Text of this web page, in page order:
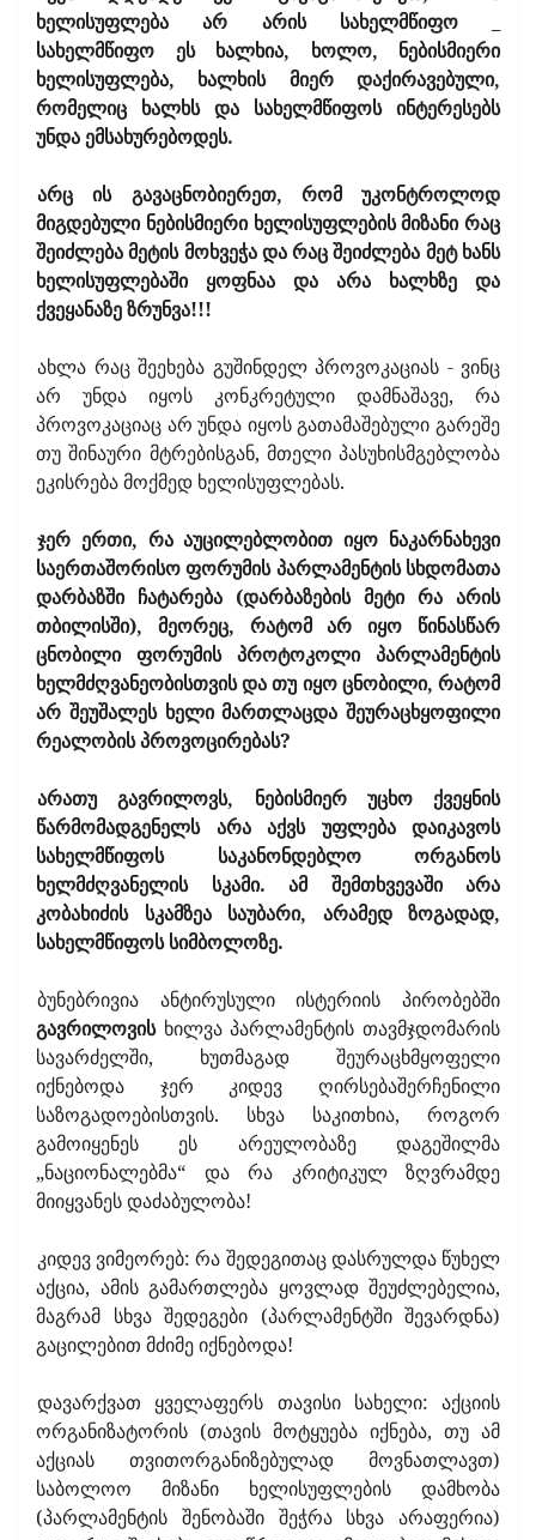
ხელისუფლება არ არის სახელმწიფო _
სახელმწიფო ეს ხალხია, ხოლო, ნებისმიერი
ხელისუფლება, ხალხის მიერ დაქირავებული,
რომელიც ხალხს და სახელმწიფოს ინტერესებს
უნდა ემსახურებოდეს.
არც ის გავაცნობიერეთ, რომ უკონტროლოდ
მიგდებული ნებისმიერი ხელისუფლების მიზანი რაც
შეიძლება მეტის მოხვეჭა და რაც შეიძლება მეტ ხანს
ხელისუფლებაში ყოფნაა და არა ხალხზე და
ქვეყანაზე ზრუნვა!!!
ახლა რაც შეეხება გუშინდელ პროვოკაციას - ვინც
არ უნდა იყოს კონკრეტული დამნაშავე, რა
პროვოკაციაც არ უნდა იყოს გათამაშებული გარეშე
თუ შინაური მტრებისგან, მთელი პასუხისმგებლობა
ეკისრება მოქმედ ხელისუფლებას.
ჯერ ერთი, რა აუცილებლობით იყო ნაკარნახევი
საერთაშორისო ფორუმის პარლამენტის სხდომათა
დარბაზში ჩატარება (დარბაზების მეტი რა არის
თბილისში), მეორეც, რატომ არ იყო წინასწარ
ცნობილი ფორუმის პროტოკოლი პარლამენტის
ხელმძღვანეობისთვის და თუ იყო ცნობილი, რატომ
არ შეუშალეს ხელი მართლაცდა შეურაცხყოფილი
რეალობის პროვოცირებას?
არათუ გავრილოვს, ნებისმიერ უცხო ქვეყნის
წარმომადგენელს არა აქვს უფლება დაიკავოს
სახელმწიფოს საკანონდებლო ორგანოს
ხელმძღვანელის სკამი. ამ შემთხვევაში არა
კობახიძის სკამზეა საუბარი, არამედ ზოგადად,
სახელმწიფოს სიმბოლოზე.
ბუნებრივია ანტირუსული ისტერიის პირობებში
გავრილოვისხილვა პარლამენტის თავმჯდომარის
სავარძელში, ხუთმაგად შეურაცხმყოფელი
იქნებოდა ჯერ კიდევ ღირსებაშერჩენილი
საზოგადოებისთვის. სხვა საკითხია, როგორ
გამოიყენეს ეს არეულობაზე დაგეშილმა
„ნაციონალებმა“ და რა კრიტიკულ ზღვრამდე
მიიყვანეს დაძაბულობა!
კიდევ ვიმეორებ: რა შედეგითაც დასრულდა წუხელ
აქცია, ამის გამართლება ყოვლად შეუძლებელია,
მაგრამ სხვა შედეგები (პარლამენტში შევარდნა)
გაცილებით მძიმე იქნებოდა!
დავარქვათ ყველაფერს თავისი სახელი: აქციის
ორგანიზატორის (თავის მოტყუება იქნება, თუ ამ
აქციას თვითორგანიზებულად მოვნათლავთ)
საბოლოო მიზანი ხელისუფლების დამხობა
(პარლამენტის შენობაში შეჭრა სხვა არაფერია)